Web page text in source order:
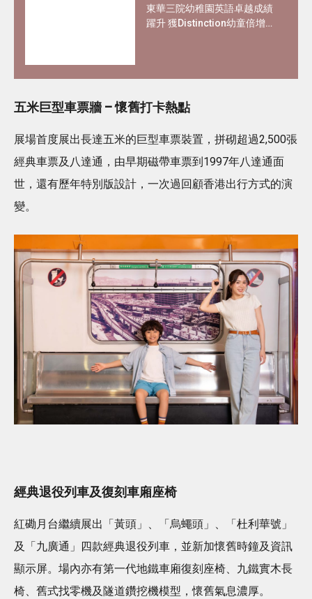
東華三院幼稚園英語卓越成績
躍升 獲Distinction幼童倍增
五米巨型車票牆 – 懷舊打卡熱點
展場首度展出長達五米的巨型車票裝置，拼砌超過2,500張
經典車票及八達通，由早期磁帶車票到1997年八達通面
世，還有歷年特別版設計，一次過回顧香港出行方式的演
變。
經典退役列車及復刻車廂座椅
紅磡月台繼續展出「黃頭」、「烏蠅頭」、「杜利華號」
及「九廣通」四款經典退役列車，並新加懷舊時鐘及資訊
顯示屏。場內亦有第一代地鐵車廂復刻座椅、九鐵實木長
椅、舊式找零機及隧道鑽挖機模型，懷舊氣息濃厚。